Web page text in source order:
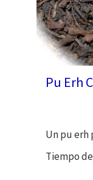
Pu Erh
Un pu
Tiempo